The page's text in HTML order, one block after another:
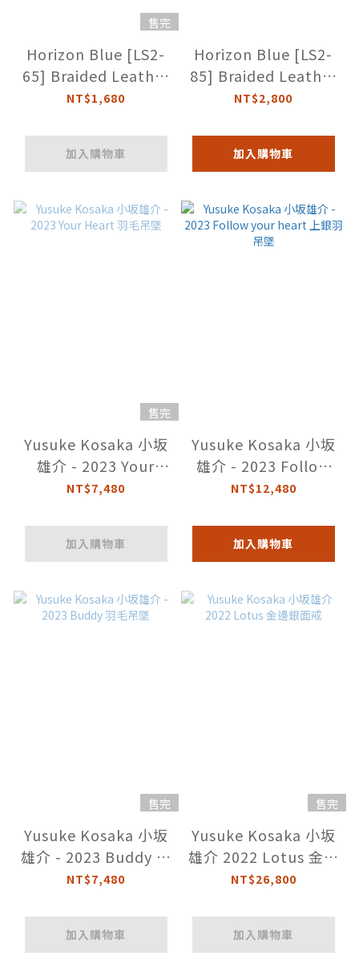
售完
Horizon Blue [LS2-
65] Braided Leather
Strap 咖啡色編織繩
NT$1,680
加入購物車
Horizon Blue [LS2-
85] Braided Leather
Strap 咖啡色編織繩
NT$2,800
加入購物車
售完
Yusuke Kosaka 小坂
雄介 - 2023 Your
Heart 羽毛吊墜
NT$7,480
加入購物車
Yusuke Kosaka 小坂
雄介 - 2023 Follow
your heart 上銀羽吊
NT$12,480
加入購物車
售完
Yusuke Kosaka 小坂
雄介 - 2023 Buddy 羽
毛吊墜
NT$7,480
加入購物車
售完
Yusuke Kosaka 小坂
雄介 2022 Lotus 金邊
銀面戒
NT$26,800
加入購物車